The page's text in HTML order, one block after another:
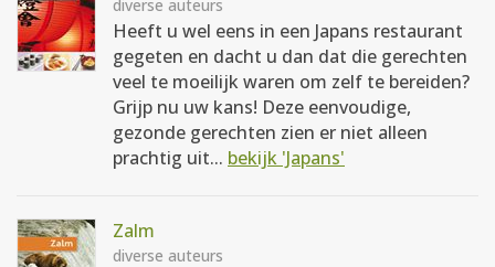
diverse auteurs
Heeft u wel eens in een Japans restaurant
gegeten en dacht u dan dat die gerechten
veel te moeilijk waren om zelf te bereiden?
Grijp nu uw kans! Deze eenvoudige,
gezonde gerechten zien er niet alleen
prachtig uit... bekijk 'Japans'
Zalm
diverse auteurs